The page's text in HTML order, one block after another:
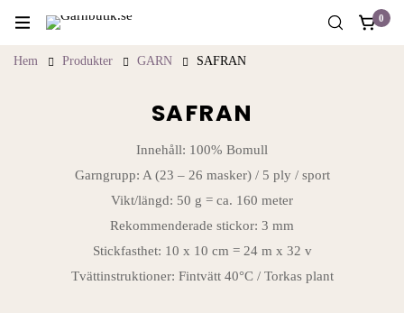
0
Hem Produkter GARN SAFRAN
SAFRAN
Innehåll: 100% Bomull
Garngrupp: A (23 – 26 masker) / 5 ply / sport
Vikt/längd: 50 g = ca. 160 meter
Rekommenderade stickor: 3 mm
Stickfasthet: 10 x 10 cm = 24 m x 32 v
Tvättinstruktioner: Fintvätt 40°C / Torkas plant